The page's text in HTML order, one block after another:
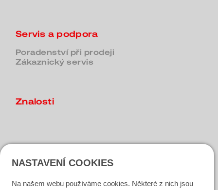
Servis a podpora
Poradenství při prodeji
Zákaznický servis
Znalosti
Dotaz
NASTAVENÍ COOKIES
Na našem webu používáme cookies. Některé z nich jsou